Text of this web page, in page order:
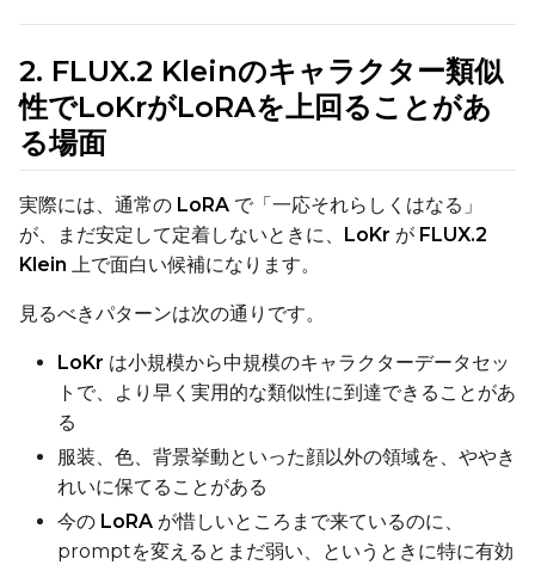
ADVANCED
You have no
The Target Dataset
come back here.
Dataset1
Select...
2. FLUX.2 Kleinのキャラクター類似
性でLoKrがLoRAを上回ることがあ
る場面
実際には、通常の LoRA で「一応それらしくはなる」
が、まだ安定して定着しないときに、
LoKr が FLUX.2
Klein 上で面白い候補になります。
見るべきパターンは次の通りです。
LoKr は小規模から中規模のキャラクターデータセッ
トで、より早く実用的な類似性に到達できることがあ
る
服装、色、背景挙動といった顔以外の領域を、ややき
れいに保てることがある
今の LoRA が惜しいところまで来ているのに、
promptを変えるとまだ弱い、というときに特に有効